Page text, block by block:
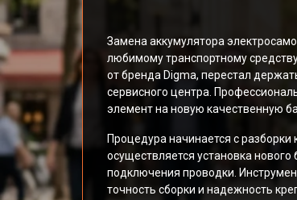
Замена аккумулятора
любимому транспортному
от бренда Digma, перестал
сервисного центра.
элемент на новую качественную
Процедура начинается с
осуществляется установка
подключения проводки.
точность сборки и надежность